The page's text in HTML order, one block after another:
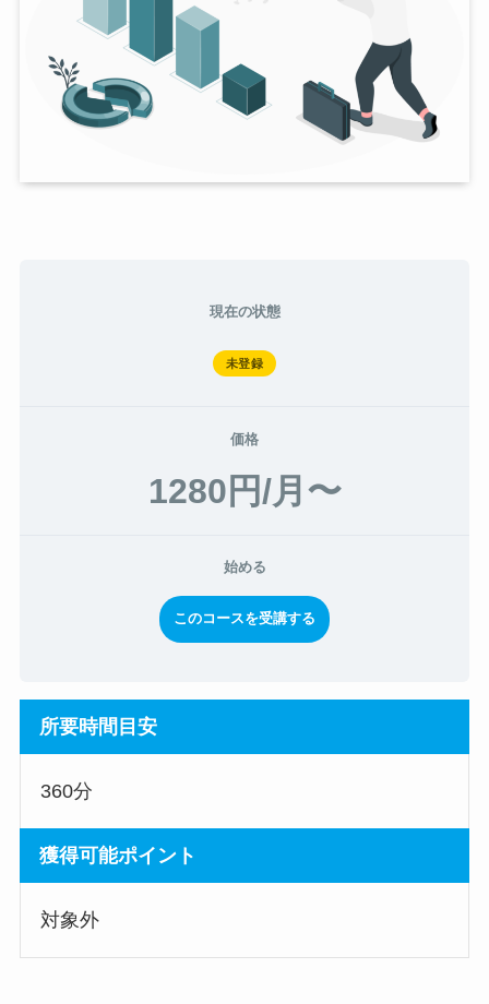
現在の状態
未登録
価格
1280円/月〜
始める
このコースを受講する
所要時間目安
360分
獲得可能ポイント
対象外